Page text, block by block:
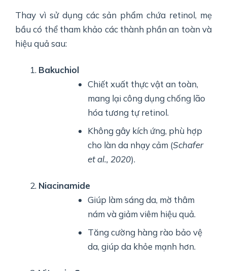
Thay vì sử dụng các sản phẩm chứa retinol, mẹ
bầu có thể tham khảo các thành phần an toàn và
hiệu quả sau:
Bakuchiol
Chiết xuất thực vật an toàn,
mang lại công dụng chống lão
hóa tương tự retinol.
Không gây kích ứng, phù hợp
cho làn da nhạy cảm (Schafer
et al., 2020).
Niacinamide
Giúp làm sáng da, mờ thâm
nám và giảm viêm hiệu quả.
Tăng cường hàng rào bảo vệ
da, giúp da khỏe mạnh hơn.